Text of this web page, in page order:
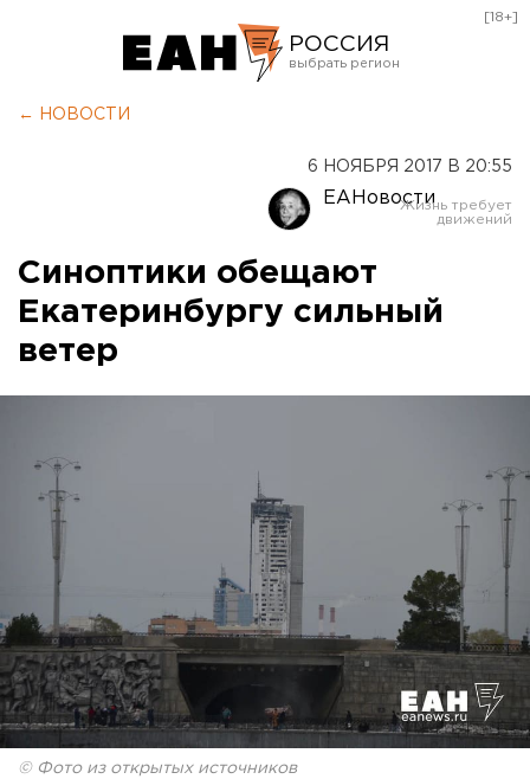
РОССИЯ
Оренбург
[18+]
← НОВОСТИ
6 НОЯБРЯ 2017 В 20:55
ЕАНовости
Синоптики обещают
Екатеринбургу сильный
ветер
© Фото из открытых источников